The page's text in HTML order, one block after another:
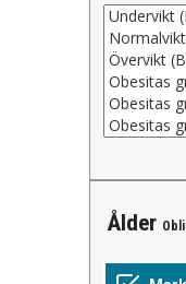
Ålder